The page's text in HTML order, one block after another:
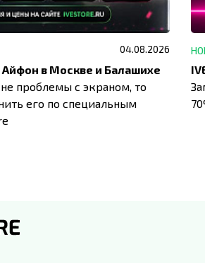
04.08.2026
Айфон в Москве и Балашихе
проблемы с экраном, то
его по специальным